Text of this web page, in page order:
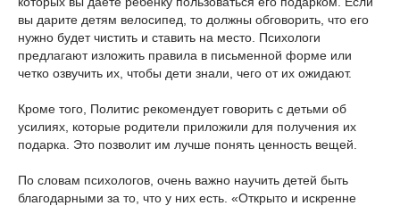
вы дарите детям велосипед, то должны обговорить, что его
нужно будет чистить и ставить на место. Психологи
предлагают изложить правила в письменной форме или
четко озвучить их, чтобы дети знали, чего от их ожидают.
Кроме того, Политис рекомендует говорить с детьми об
усилиях, которые родители приложили для получения их
подарка. Это позволит им лучше понять ценность вещей.
По словам психологов, очень важно научить детей быть
благодарными за то, что у них есть. «Открыто и искренне